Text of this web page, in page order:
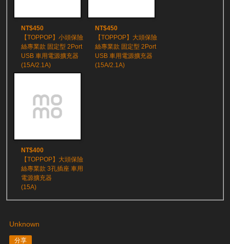
NT$450
【TOPPOP】小頭保險
絲專業款 固定型 2Port
USB 車用電源擴充器
(15A/2.1A)
NT$450
【TOPPOP】大頭保險
絲專業款 固定型 2Port
USB 車用電源擴充器
(15A/2.1A)
NT$400
【TOPPOP】大頭保險
絲專業款 3孔插座 車用
電源擴充器
(15A)
Unknown
分享